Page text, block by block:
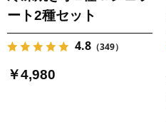
ート2種セット
4.8 （349）
￥4,980